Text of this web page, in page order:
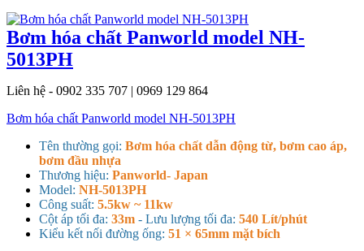
Bơm hóa chất Panworld model NH-
5013PH
Liên hệ - 0902 335 707 | 0969 129 864
Bơm hóa chất Panworld model NH-5013PH
Tên thường gọi: Bơm hóa chất dẫn động từ, bơm cao áp,
bơm đầu nhựa
Thương hiệu: Panworld- Japan
Model: NH-5013PH
Công suất: 5.5kw ~ 11kw
Cột áp tối đa: 33m - Lưu lượng tối đa: 540 Lít/phút
Kiểu kết nối đường ống: 51 × 65mm mặt bích